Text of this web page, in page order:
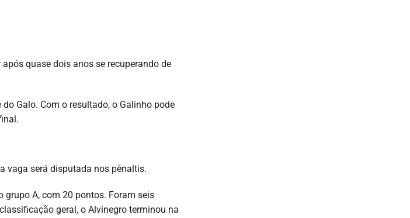
quase dois anos se recuperando de
Galo. Com o resultado, o Galinho pode
vaga será disputada nos pênaltis.
grupo A, com 20 pontos. Foram seis
geral, o Alvinegro terminou na